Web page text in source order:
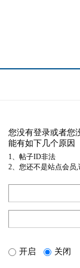
您没有登录或者您
能有如下几个原因
1、帖子ID非法
2、您还不是站点会员
开启 关闭